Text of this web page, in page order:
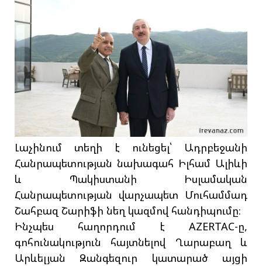
Լաչինում տեղի է ունեցել՝ Ադրբեջանի
Հանրապետության նախագահ Իլհամ Ալիևի
և Պակիստանի Իսլամական
Հանրապետության վարչապետ Մուհամմադ
Շահբազ Շարիֆի նեղ կազմով հանդիպումը։
Ինչպես հաղորդում է AZERTAC-ը,
գոհունակություն հայտնելով Ղարաբաղ և
Արևելյան Զանգեզուր կատարած այցի